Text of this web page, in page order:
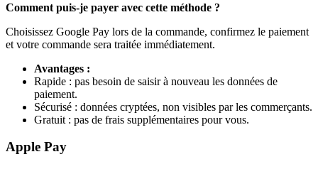
Comment puis-je payer avec cette méthode ?
Choisissez Google Pay lors de la commande, confirmez le paiement
et votre commande sera traitée immédiatement.
Avantages :
Rapide : pas besoin de saisir à nouveau les données de
paiement.
Sécurisé : données cryptées, non visibles par les commerçants.
Gratuit : pas de frais supplémentaires pour vous.
Apple Pay